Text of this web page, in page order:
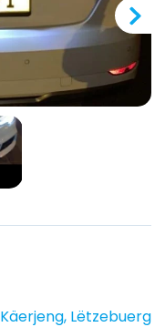
Käerjeng, Lëtzebuerg